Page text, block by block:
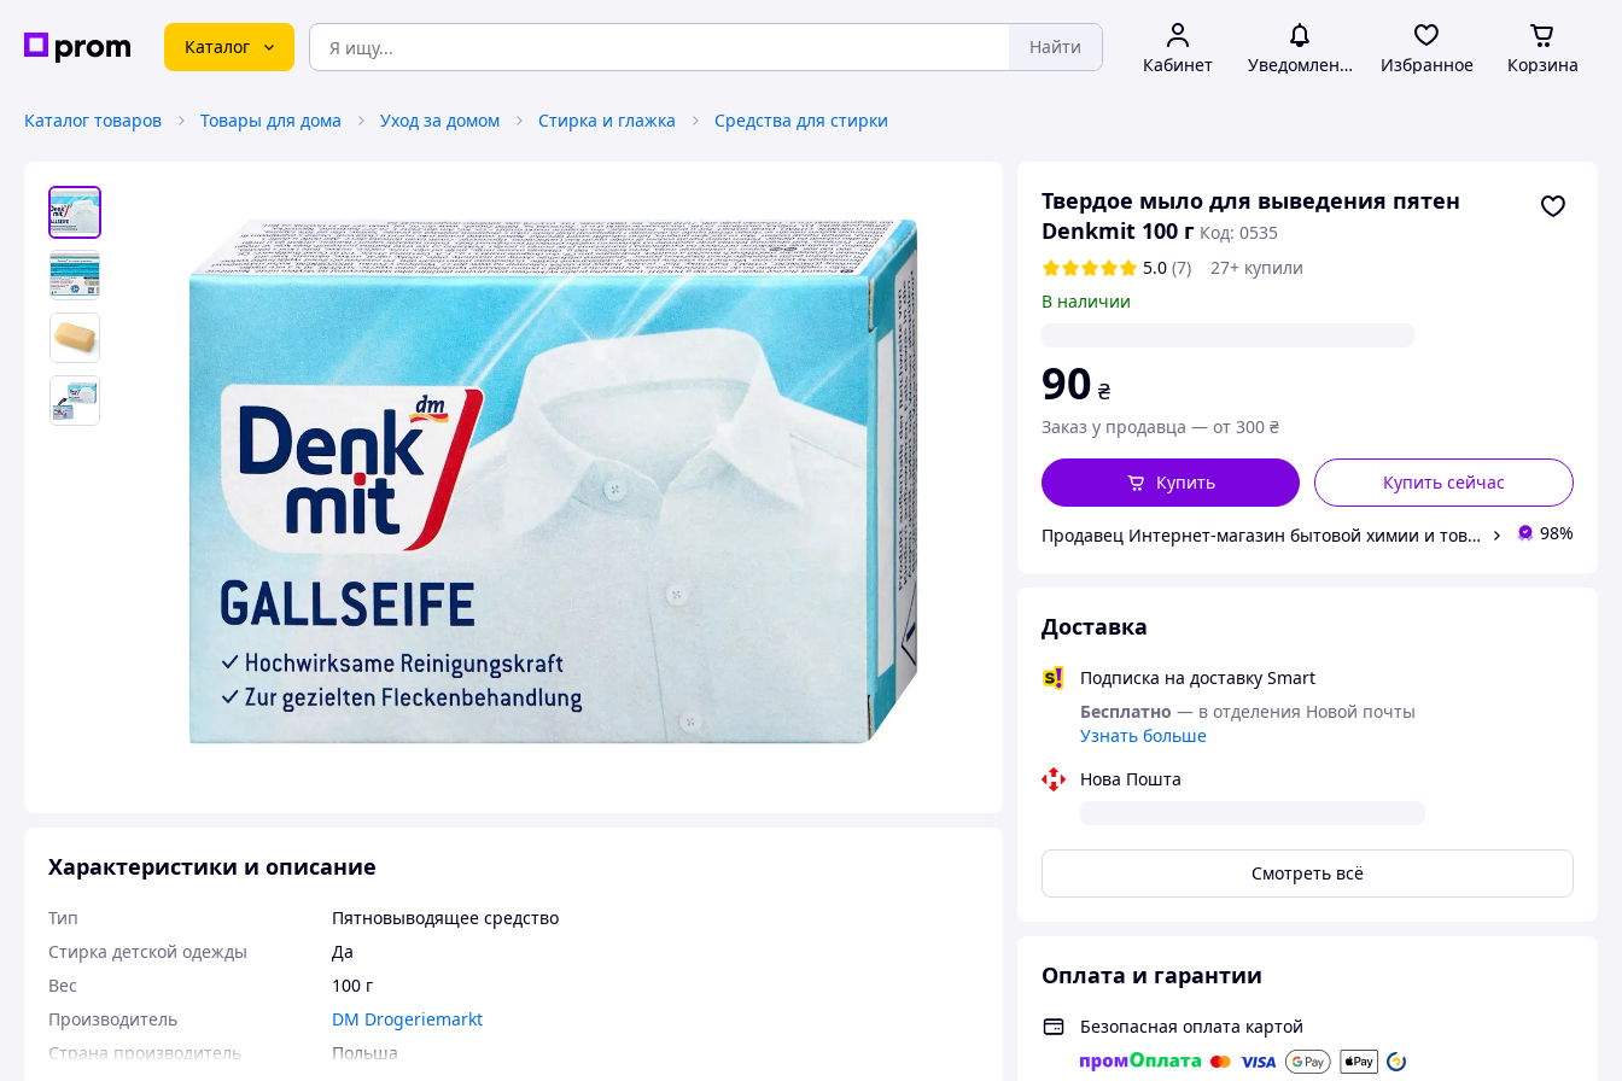
Каталог Найти
Кабинет Уведомления Избранное Корзина
Каталог товаров Товары для дома Уход за домом Стирка и глажка Средства для стирки
Твердое мыло для выведения пятен
Denkmit 100 г Код: 0535
5.0 (7)
27+ купили
В наличии
90 ₴
Заказ у продавца — от 300 ₴
Купить сейчас
Купить
Продавец Интернет-магазин бытовой химии и товаров для дома "Roxi" 98%
Доставка
Подписка на доставку Smart
Бесплатно — в отделения Новой почты
Узнать больше
Нова Пошта
Смотреть всё
Оплата и гарантии
Безопасная оплата картой
Характеристики и описание
Тип
Пятновыводящее средство
Стирка детской одежды
Да
Вес
100 г
Производитель
DM Drogeriemarkt
Страна производитель
Польша